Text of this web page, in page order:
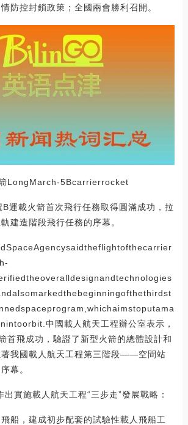
防控封鎖政策；全國兩會勝利召開。
LongMarch-5Bcarrierrocket
運載火箭首次飛行任務取得圓滿成功，拉
建造階段飛行任務的序幕。
中國載人航天工程辦公室表示，
首飛成功，驗證了新型火箭的總體設計和
著我國載人航天工程第三階段——空間站
幕。
實施載人航天工程“三步走”發展戰略：
船，建成初步配套的試驗性載人飛船工